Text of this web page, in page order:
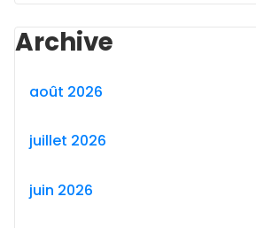
Archive
août 2026
juillet 2026
juin 2026